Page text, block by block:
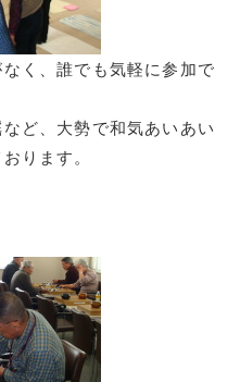
く、誰でも気軽に参加で
ど、大勢で和気あいあい
ります。